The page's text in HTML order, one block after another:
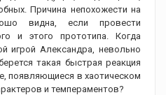
Причина непохожести на
видна, если провести
и этого прототипа. Когда
игрой Александра, невольно
такая быстрая реакция
появляющиеся в хаотическом
и темпераментов?